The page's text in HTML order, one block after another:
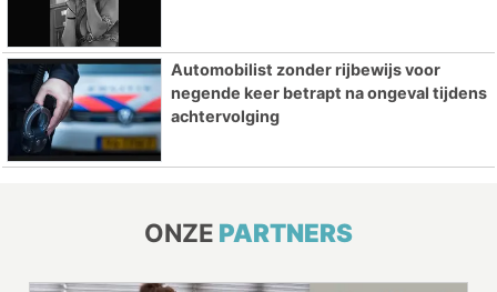
Automobilist zonder rijbewijs voor
negende keer betrapt na ongeval tijdens
achtervolging
ONZE PARTNERS